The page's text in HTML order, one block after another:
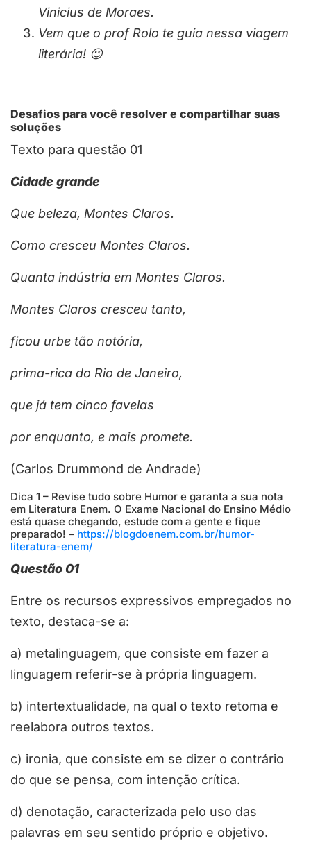
Vinicius de Moraes.
Vem que o prof Rolo te guia nessa viagem
literária! 😉
Desafios para você resolver e compartilhar suas
soluções
Texto para questão 01
Cidade grande
Que beleza, Montes Claros.
Como cresceu Montes Claros.
Quanta indústria em Montes Claros.
Montes Claros cresceu tanto,
ficou urbe tão notória,
prima-rica do Rio de Janeiro,
que já tem cinco favelas
por enquanto, e mais promete.
(Carlos Drummond de Andrade)
Dica 1 – Revise tudo sobre Humor e garanta a sua nota
em Literatura Enem. O Exame Nacional do Ensino Médio
está quase chegando, estude com a gente e fique
preparado! – https://blogdoenem.com.br/humor-
literatura-enem/
Questão 01
Entre os recursos expressivos empregados no
texto, destaca-se a:
a) metalinguagem, que consiste em fazer a
linguagem referir-se à própria linguagem.
b) intertextualidade, na qual o texto retoma e
reelabora outros textos.
c) ironia, que consiste em se dizer o contrário
do que se pensa, com intenção crítica.
d) denotação, caracterizada pelo uso das
palavras em seu sentido próprio e objetivo.